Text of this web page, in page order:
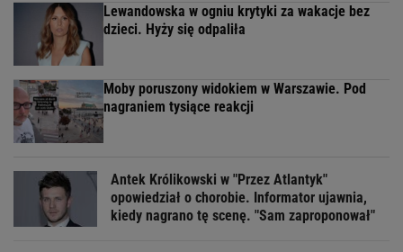
Lewandowska w ogniu krytyki za wakacje bez
dzieci. Hyży się odpaliła
Moby poruszony widokiem w Warszawie. Pod
nagraniem tysiące reakcji
Antek Królikowski w "Przez Atlantyk"
opowiedział o chorobie. Informator ujawnia,
kiedy nagrano tę scenę. "Sam zaproponował"